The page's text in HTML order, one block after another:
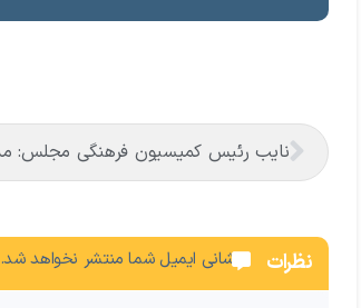
نظرات نشانی ایمیل شما منتشر نخواهد شد.